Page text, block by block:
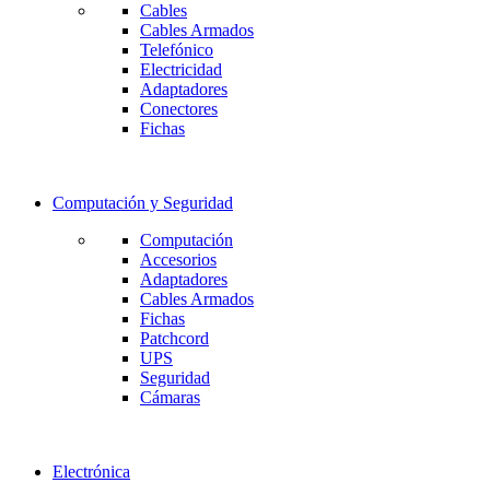
Cables
Cables Armados
Telefónico
Electricidad
Adaptadores
Conectores
Fichas
Computación y Seguridad
Computación
Accesorios
Adaptadores
Cables Armados
Fichas
Patchcord
UPS
Seguridad
Cámaras
Electrónica